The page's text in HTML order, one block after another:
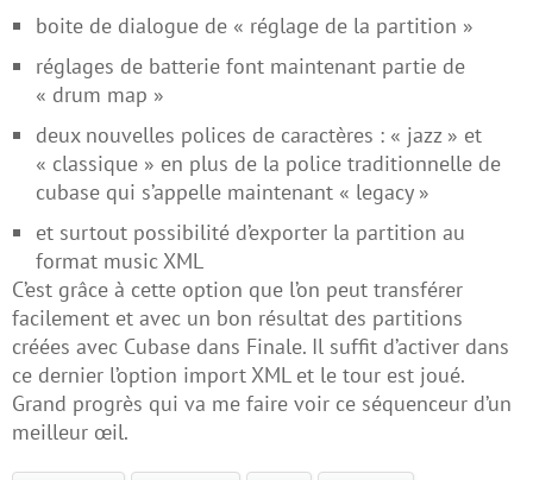
boite de dialogue de « réglage de la partition »
réglages de batterie font maintenant partie de
« drum map »
deux nouvelles polices de caractères : « jazz » et
« classique » en plus de la police traditionnelle de
cubase qui s’appelle maintenant « legacy »
et surtout possibilité d’exporter la partition au
format music XML
C’est grâce à cette option que l’on peut transférer
facilement et avec un bon résultat des partitions
créées avec Cubase dans Finale. Il suffit d’activer dans
ce dernier l’option import XML et le tour est joué.
Grand progrès qui va me faire voir ce séquenceur d’un
meilleur œil.